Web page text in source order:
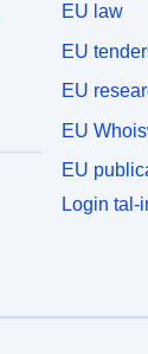
EU law
EU
EU
EU
EU
Login tal-